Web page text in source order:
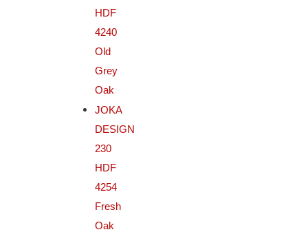
HDF
4240
Old
Grey
Oak
JOKA
DESIGN
230
HDF
4254
Fresh
Oak